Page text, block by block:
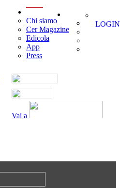
Vai a
Chi siamo
Cer Magazine
Edicola
App
Press
LOGIN